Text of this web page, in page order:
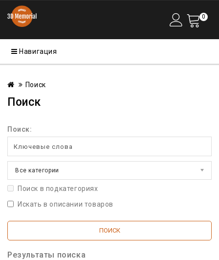
0
Навигация
Поиск
Поиск
Поиск:
Все категории
Поиск в подкатегориях
Искать в описании товаров
Результаты поиска